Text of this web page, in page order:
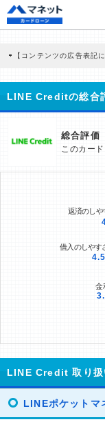
【コンテンツの広告表記
商品を根拠なくPRするもの
どに基づき、公平性を担保
LINE Creditの総合
総合評価
このカー
LINE Credit 取り扱
LINEポケットマ